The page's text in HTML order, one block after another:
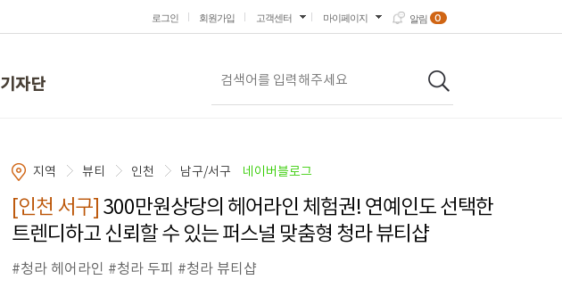
로그인 회원가입 고객센터 마이페이지 알림 0
기자단
지역 뷰티 인천 남구/서구 네이버블로그
[인천 서구] 300만원상당의 헤어라인 체험권! 연예인도 선택한
트렌디하고 신뢰할 수 있는 퍼스널 맞춤형 청라 뷰티샵
#청라 헤어라인 #청라 두피 #청라 뷰티샵